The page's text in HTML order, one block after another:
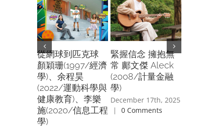
從網球到匹克球
顏穎珊(1997/經濟
學)、余程昊
(2022/運動科學與
健康教育)、李樂
施(2020/信息工程
學)
緊握信念 擁抱無
常 鄺文傑 Aleck
(2008/計量金融
學)
December 17th, 2025
|
0 Comments